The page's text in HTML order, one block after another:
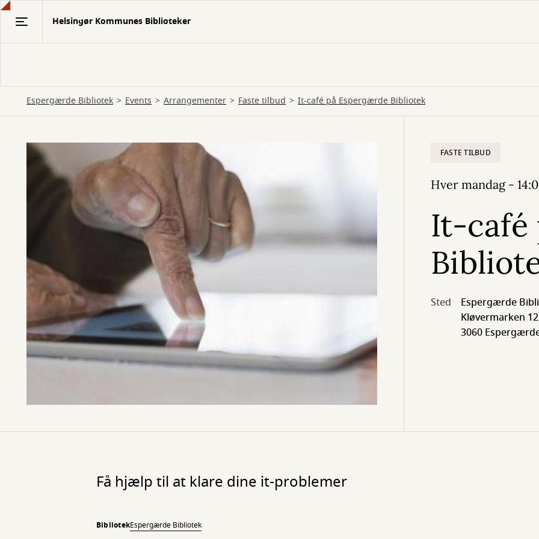
Gå
Helsingør Kommunes Biblioteker
Espergærde Bibliotek Events Arrangementer Faste tilbud It-café på Espergærde Bibliotek
FASTE TILBUD
Hver mandag -
It-café
Sted
Espergærde
Kløvermarken
3060
Få hjælp til at klare dine it-problemer
BibliotekEspergærde Bibliotek